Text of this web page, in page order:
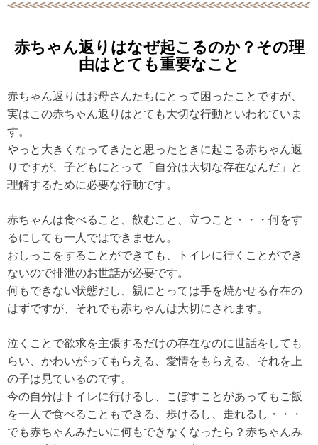
赤ちゃん返りはなぜ起こるのか？その理
由はとても重要なこと
赤ちゃん返りはお母さんたちにとって困ったことですが、
実はこの赤ちゃん返りはとても大切な行動といわれていま
す。
やっと大きくなってきたと思ったときに起こる赤ちゃん返
りですが、子どもにとって「自分は大切な存在なんだ」と
理解するために必要な行動です。
赤ちゃんは食べること、飲むこと、立つこと・・・何をす
るにしても一人ではできません。
おしっこをすることができても、トイレに行くことができ
ないので排泄のお世話が必要です。
何もできない状態だし、親にとっては手を焼かせる存在の
はずですが、それでも赤ちゃんは大切にされます。
泣くことで欲求を主張するだけの存在なのに世話をしても
らい、かわいがってもらえる、愛情をもらえる、それを上
の子は見ているのです。
今の自分はトイレに行けるし、こぼすことがあってもご飯
を一人で食べることもできる、歩けるし、走れるし・・・
でも赤ちゃんみたいに何もできなくなったら？赤ちゃんみ